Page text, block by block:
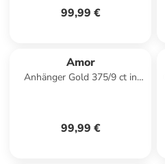
99,99 €
Amor
Anhänger Gold 375/9 ct in
99,99 €